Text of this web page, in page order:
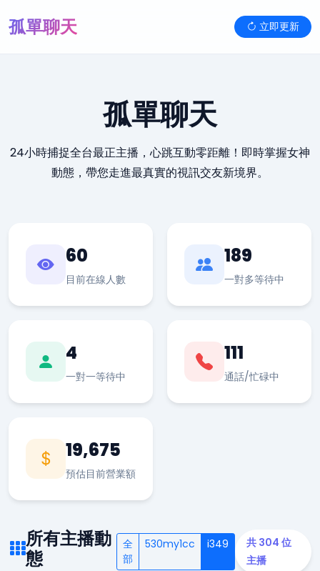
孤單聊天 立即更新
孤單聊天
24小時捕捉全台最正主播，心跳互動零距離！即時掌握女神
動態，帶您走進最真實的視訊交友新境界。
60
目前在線人數
189
一對多等待中
4
一對一等待中
111
通話/忙碌中
19,675
預估目前營業額
所有主播動
態
全
部
530my1cc i349
共 304 位
主播